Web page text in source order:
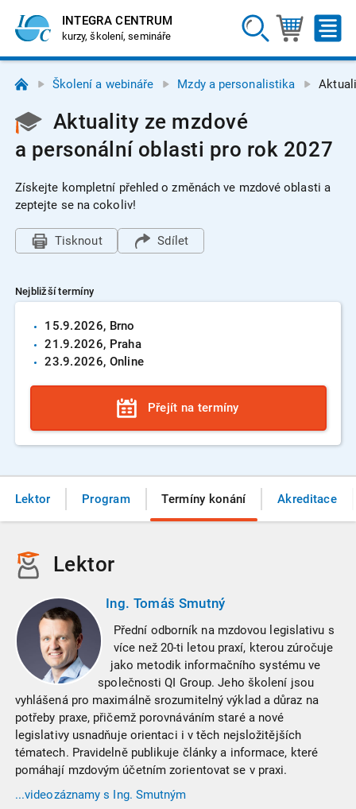
INTEGRA CENTRUM
kurzy, školení, semináře
Školení a webináře Mzdy a personalistika
Aktuality ze mzdové
a personální oblasti pro rok 2027
Získejte kompletní přehled o změnách ve mzdové oblasti a
zeptejte se na cokoliv!
Tisknout Sdílet
Nejbližší termíny
15.9.2026, Brno
21.9.2026, Praha
23.9.2026, Online
Přejít na termíny
Lektor Program Termíny konání Akreditace
Lektor
Ing. Tomáš Smutný
Přední odborník na mzdovou legislativu s
více než 20-ti letou praxí, kterou zúročuje
jako metodik informačního systému ve
společnosti QI Group. Jeho školení jsou
vyhlášená pro maximálně srozumitelný výklad a důraz na
potřeby praxe, přičemž porovnáváním staré a nové
legislativy usnadňuje orientaci i v těch nejsložitějších
tématech. Pravidelně publikuje články a informace, které
pomáhají mzdovým účetním zorientovat se v praxi.
...videozáznamy s Ing. Smutným